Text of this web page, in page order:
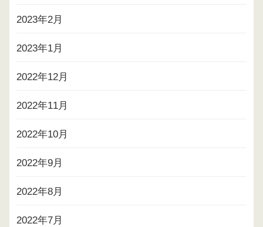
2023年2月
2023年1月
2022年12月
2022年11月
2022年10月
2022年9月
2022年8月
2022年7月